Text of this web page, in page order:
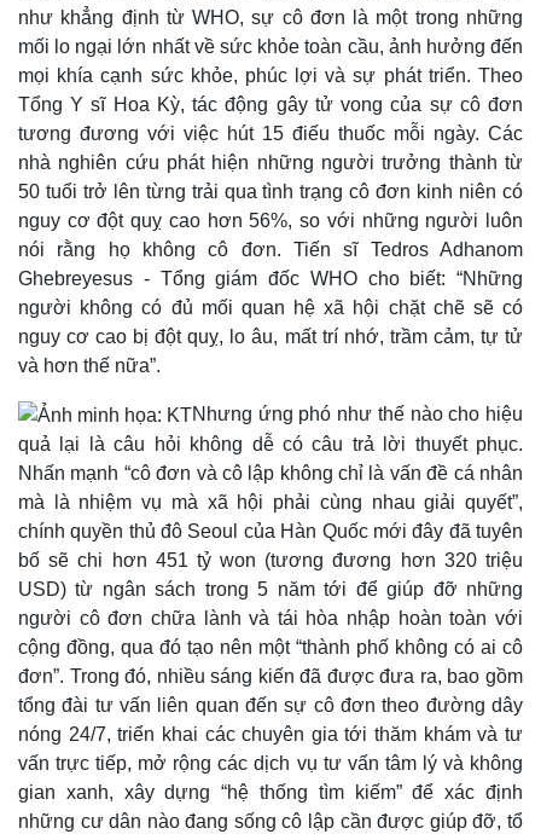
Thể thao
Bóng đá
Thế giới thể thao
eSports
Hậu trường
Ô tô - Xe máy
Tư vấn
như khẳng định từ WHO, sự cô đơn là một trong những
mối lo ngại lớn nhất về sức khỏe toàn cầu, ảnh hưởng đến
mọi khía cạnh sức khỏe, phúc lợi và sự phát triển. Theo
Tổng Y sĩ Hoa Kỳ, tác động gây tử vong của sự cô đơn
tương đương với việc hút 15 điếu thuốc mỗi ngày. Các
nhà nghiên cứu phát hiện những người trưởng thành từ
50 tuổi trở lên từng trải qua tình trạng cô đơn kinh niên có
nguy cơ đột quỵ cao hơn 56%, so với những người luôn
nói rằng họ không cô đơn. Tiến sĩ Tedros Adhanom
Ghebreyesus - Tổng giám đốc WHO cho biết: “Những
người không có đủ mối quan hệ xã hội chặt chẽ sẽ có
nguy cơ cao bị đột quỵ, lo âu, mất trí nhớ, trầm cảm, tự tử
và hơn thế nữa”.
Nhưng ứng phó như thế nào cho hiệu
quả lại là câu hỏi không dễ có câu trả lời thuyết phục.
Nhấn mạnh “cô đơn và cô lập không chỉ là vấn đề cá nhân
mà là nhiệm vụ mà xã hội phải cùng nhau giải quyết”,
chính quyền thủ đô Seoul của Hàn Quốc mới đây đã tuyên
bố sẽ chi hơn 451 tỷ won (tương đương hơn 320 triệu
USD) từ ngân sách trong 5 năm tới để giúp đỡ những
người cô đơn chữa lành và tái hòa nhập hoàn toàn với
cộng đồng, qua đó tạo nên một “thành phố không có ai cô
đơn”. Trong đó, nhiều sáng kiến đã được đưa ra, bao gồm
tổng đài tư vấn liên quan đến sự cô đơn theo đường dây
nóng 24/7, triển khai các chuyên gia tới thăm khám và tư
vấn trực tiếp, mở rộng các dịch vụ tư vấn tâm lý và không
gian xanh, xây dựng “hệ thống tìm kiếm” để xác định
những cư dân nào đang sống cô lập cần được giúp đỡ, tổ